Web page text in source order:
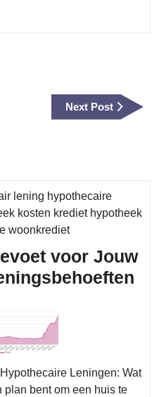
Next Post
Next
Post
lening hypothecaire
kosten krediet hypotheek
woonkredietCategory
voor Jouw
Leningen: Wat
plan bent om een huis te